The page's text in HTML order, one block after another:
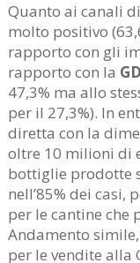
Quanto ai canali
molto positivo
rapporto con gli
rapporto con la
47,3% ma allo
per il 27,3%). In
diretta con la
oltre 10 milioni di
bottiglie prodotte
nell’85% dei casi,
per le cantine
Andamento
per le vendite alla